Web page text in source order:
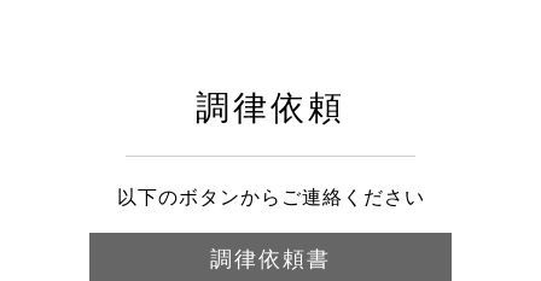
調律依頼
以下のボタンからご連絡ください
調律依頼書